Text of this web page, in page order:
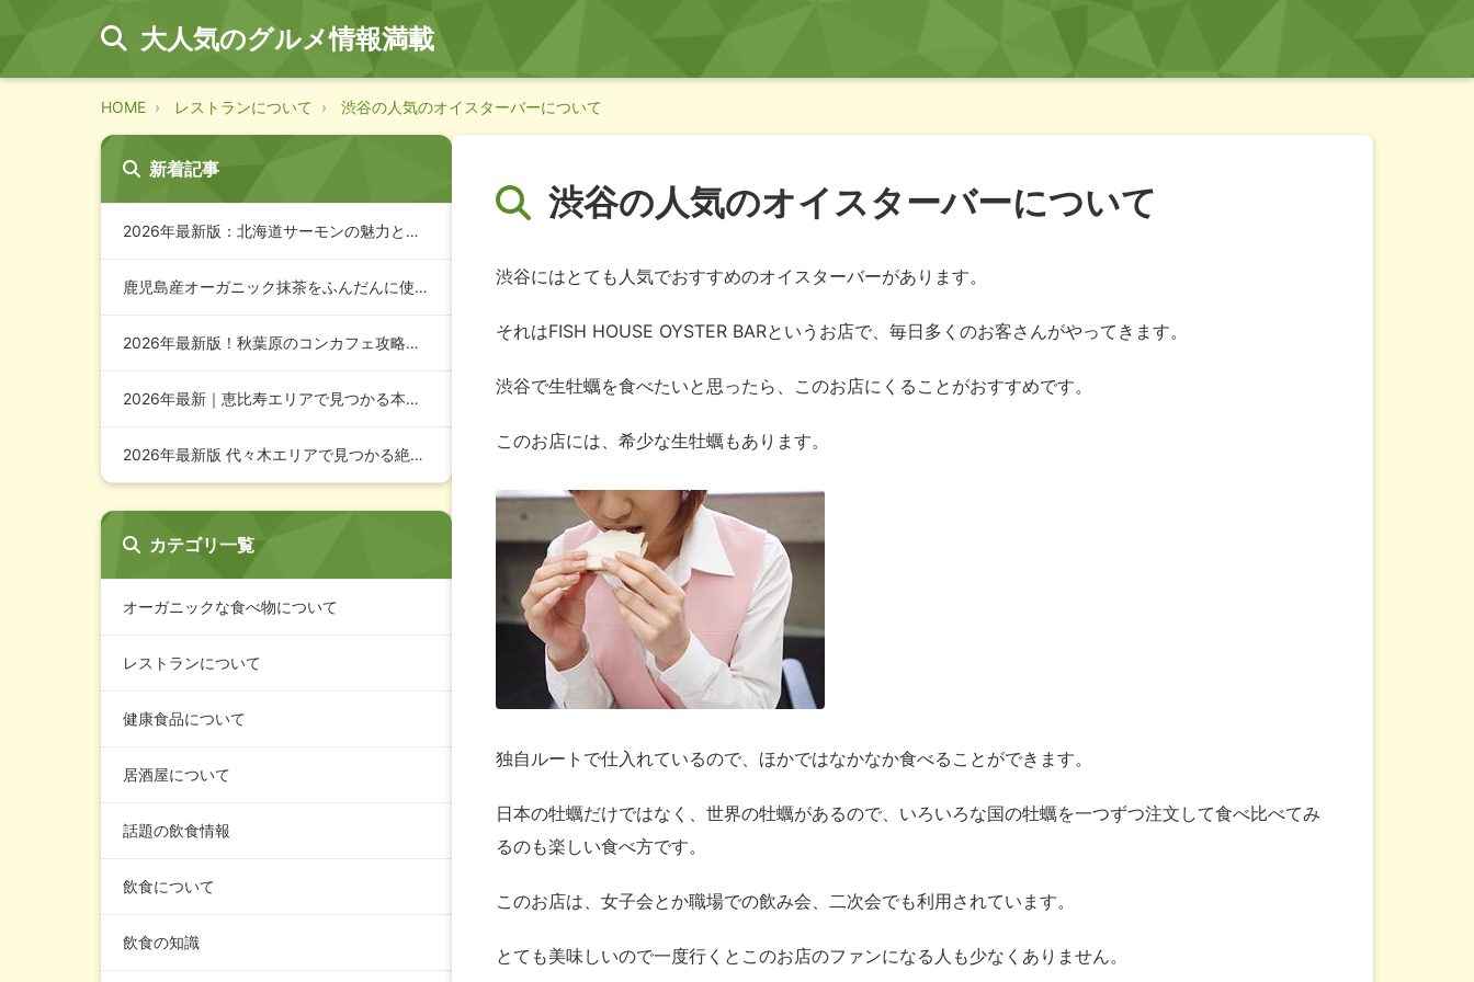
大人気のグルメ情報満載
HOME レストランについて 渋谷の人気のオイスターバーについて
渋谷の人気のオイスターバーについて
渋谷にはとても人気でおすすめのオイスターバーがあります。
それはFISH HOUSE OYSTER BARというお店で、毎日多くのお客さんがやってきます。
渋谷で生牡蠣を食べたいと思ったら、このお店にくることがおすすめです。
このお店には、希少な生牡蠣もあります。
独自ルートで仕入れているので、ほかではなかなか食べることができます。
日本の牡蠣だけではなく、世界の牡蠣があるので、いろいろな国の牡蠣を一つずつ注文して食べ比べてみ
るのも楽しい食べ方です。
このお店は、女子会とか職場での飲み会、二次会でも利用されています。
とても美味しいので一度行くとこのお店のファンになる人も少なくありません。
新着記事
2026年最新版：北海道サーモンの魅力と選び方・お取り寄せガ…
鹿児島産オーガニック抹茶をふんだんに使用した新感覚スイーツ「…
2026年最新版！秋葉原のコンカフェ攻略ガイド：ランキングと…
2026年最新｜恵比寿エリアで見つかる本格中華料理店ベスト1…
2026年最新版 代々木エリアで見つかる絶品中華店ガイド：本…
カテゴリ一覧
オーガニックな食べ物について
レストランについて
健康食品について
居酒屋について
話題の飲食情報
飲食について
飲食の知識